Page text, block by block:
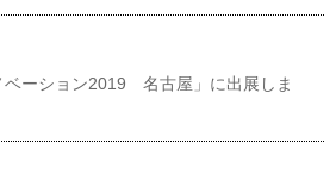
ベーション2019 名古屋」に出展しま